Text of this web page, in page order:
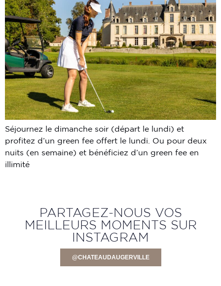
Séjournez le dimanche soir (départ le lundi) et
profitez d’un green fee offert le lundi. Ou pour deux
nuits (en semaine) et bénéficiez d’un green fee en
illimité
PARTAGEZ-NOUS VOS
MEILLEURS MOMENTS SUR
INSTAGRAM
@CHATEAUDAUGERVILLE